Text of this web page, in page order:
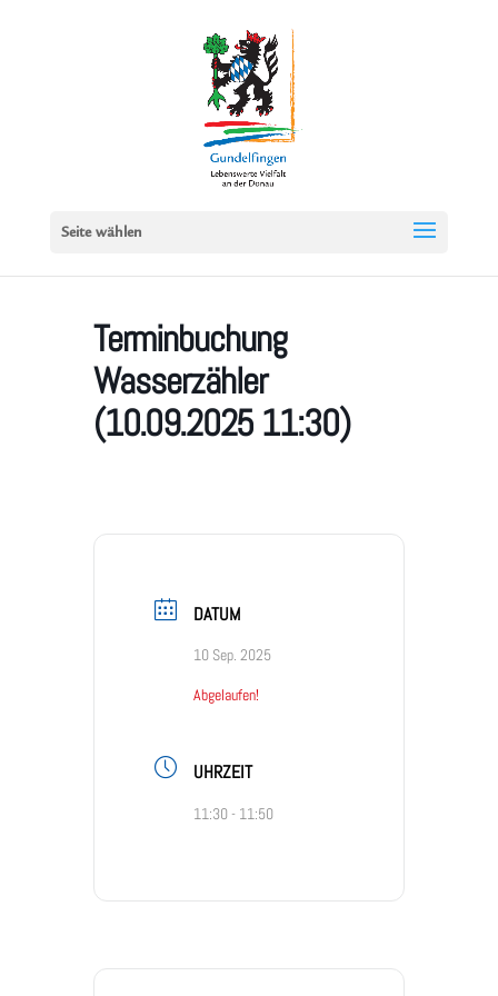
Seite wählen
Terminbuchung
Wasserzähler
(10.09.2025 11:30)
DATUM
10 Sep. 2025
Abgelaufen!
UHRZEIT
11:30 - 11:50